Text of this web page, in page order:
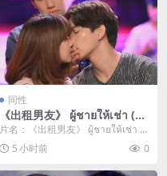
同性
《出租男友》 ผู้ชายให้เช่า (20
19)：LGBT剧集剧情简介与夸
克网盘资源
片名：《出租男友》 ผู้ชายให้เช่า (2
019)：LGBT剧集剧情简...
5 小时前 0